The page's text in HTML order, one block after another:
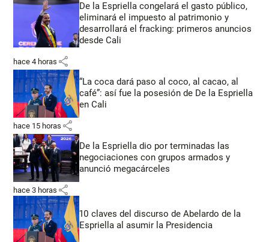
De la Espriella congelará el gasto público,
eliminará el impuesto al patrimonio y
desarrollará el fracking: primeros anuncios
desde Cali
hace 4 horas share
“La coca dará paso al coco, al cacao, al
café”: así fue la posesión de De la Espriella
en Cali
hace 15 horas share
De la Espriella dio por terminadas las
negociaciones con grupos armados y
anunció megacárceles
hace 3 horas share
10 claves del discurso de Abelardo de la
Espriella al asumir la Presidencia